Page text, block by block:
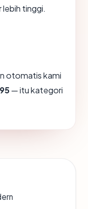
tinggi.
otomatis kami
95— itu kategori